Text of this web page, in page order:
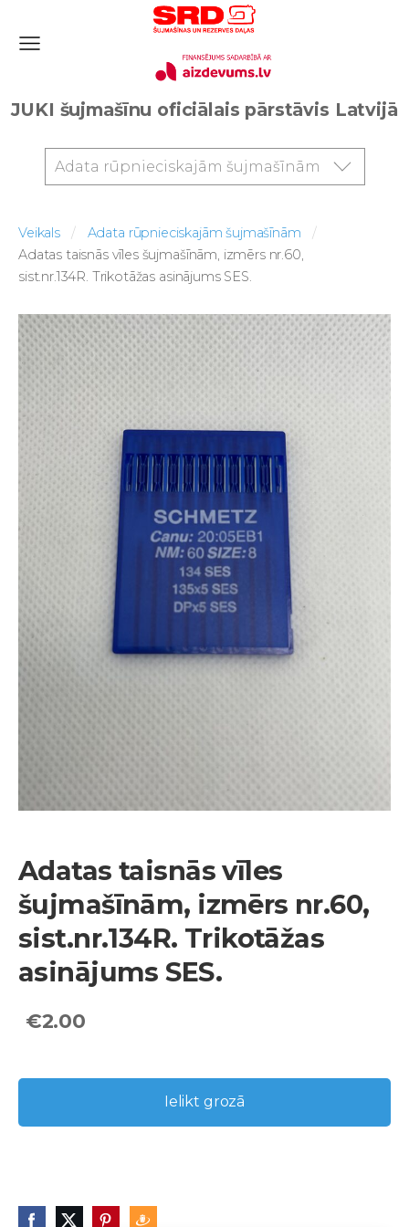
JUKI šujmašīnu oficiālais pārstāvis Latvijā
Adata rūpnieciskajām šujmašīnām
Veikals
Adata rūpnieciskajām šujmašīnām
Adatas taisnās vīles šujmašīnām, izmērs nr.60,
sist.nr.134R. Trikotāžas asinājums SES.
Adatas taisnās vīles
šujmašīnām, izmērs nr.60,
sist.nr.134R. Trikotāžas
asinājums SES.
€2.00
Ielikt grozā